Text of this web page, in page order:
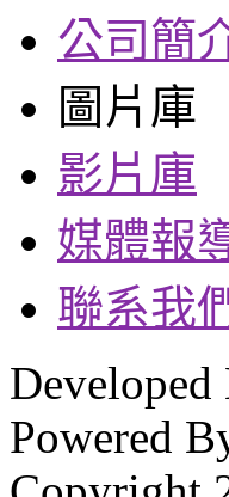
公司簡
圖片庫
影片庫
媒體報
聯系我
Developed
Powered